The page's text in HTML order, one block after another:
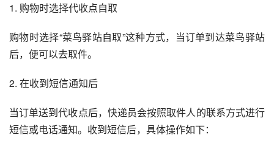
1. 购物时选择代收点自取
购物时选择“菜鸟驿站自取”这种方式，当订单到达菜鸟驿站
后，便可以去取件。
2. 在收到短信通知后
当订单送到代收点后，快递员会按照取件人的联系方式进行
短信或电话通知。收到短信后，具体操作如下：